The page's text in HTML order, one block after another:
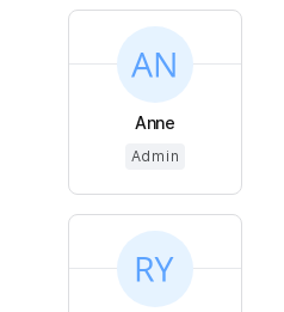
Anne
Admin